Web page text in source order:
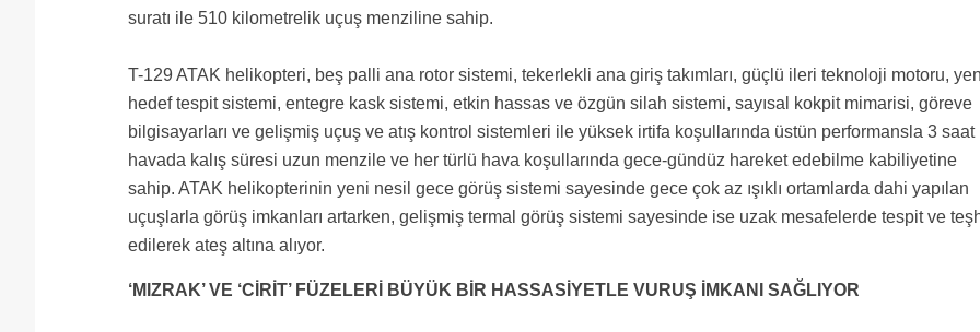
suratı ile 510 kilometrelik uçuş menziline sahip.
T-129 ATAK helikopteri, beş palli ana rotor sistemi, tekerlekli ana giriş takımları, güçlü ileri teknoloji motoru,
hedef tespit sistemi, entegre kask sistemi, etkin hassas ve özgün silah sistemi, sayısal kokpit mimarisi, göreve
bilgisayarları ve gelişmiş uçuş ve atış kontrol sistemleri ile yüksek irtifa koşullarında üstün performansla 3 saat
havada kalış süresi uzun menzile ve her türlü hava koşullarında gece-gündüz hareket edebilme kabiliyetine
sahip. ATAK helikopterinin yeni nesil gece görüş sistemi sayesinde gece çok az ışıklı ortamlarda dahi yapılan
uçuşlarla görüş imkanları artarken, gelişmiş termal görüş sistemi sayesinde ise uzak mesafelerde tespit ve
edilerek ateş altına alıyor.
‘MIZRAK’ VE ‘CİRİT’ FÜZELERİ BÜYÜK BİR HASSASİYETLE VURUŞ İMKANI SAĞLIYOR